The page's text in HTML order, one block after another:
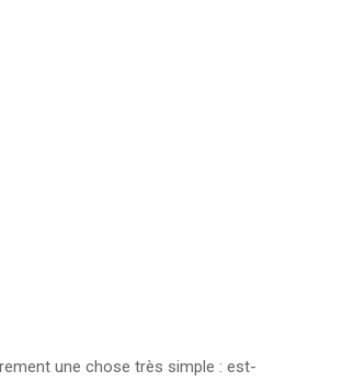
une chose très simple : est-